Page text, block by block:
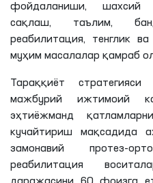
фойдаланиши, шахсий
сақлаш, таълим,
реабилитация, тенглик
муҳим масалалар қамраб
Тараққиёт
мажбурий ижтимоий
эҳтиёжманд
кучайтириш мақсадида
замонавий протез-
реабилитация